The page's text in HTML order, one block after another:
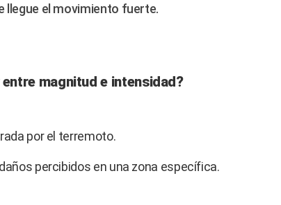
llegue el movimiento fuerte.
magnitud e intensidad?
por el terremoto.
percibidos en una zona específica.